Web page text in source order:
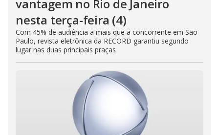
vantagem no Rio de Janeiro
nesta terça-feira (4)
Com 45% de audiência a mais que a concorrente em São
Paulo, revista eletrônica da RECORD garantiu segundo
lugar nas duas principais praças